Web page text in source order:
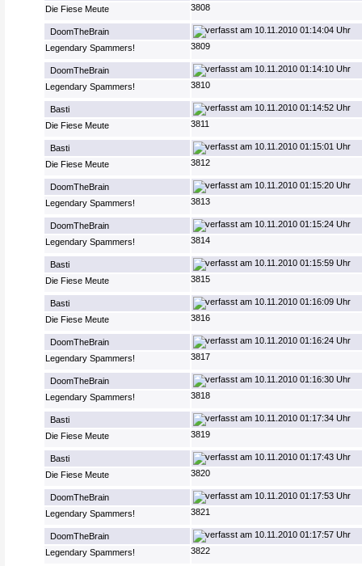
Die Fiese Meute
3808
DoomTheBrain
10.11.2010 01:14:04 Uhr
Legendary Spammers!
3809
DoomTheBrain
10.11.2010 01:14:10 Uhr
Legendary Spammers!
3810
Basti
10.11.2010 01:14:52 Uhr
Die Fiese Meute
3811
Basti
10.11.2010 01:15:01 Uhr
Die Fiese Meute
3812
DoomTheBrain
10.11.2010 01:15:20 Uhr
Legendary Spammers!
3813
DoomTheBrain
10.11.2010 01:15:24 Uhr
Legendary Spammers!
3814
Basti
10.11.2010 01:15:59 Uhr
Die Fiese Meute
3815
Basti
10.11.2010 01:16:09 Uhr
Die Fiese Meute
3816
DoomTheBrain
10.11.2010 01:16:24 Uhr
Legendary Spammers!
3817
DoomTheBrain
10.11.2010 01:16:30 Uhr
Legendary Spammers!
3818
Basti
10.11.2010 01:17:34 Uhr
Die Fiese Meute
3819
Basti
10.11.2010 01:17:43 Uhr
Die Fiese Meute
3820
DoomTheBrain
10.11.2010 01:17:53 Uhr
Legendary Spammers!
3821
DoomTheBrain
10.11.2010 01:17:57 Uhr
Legendary Spammers!
3822